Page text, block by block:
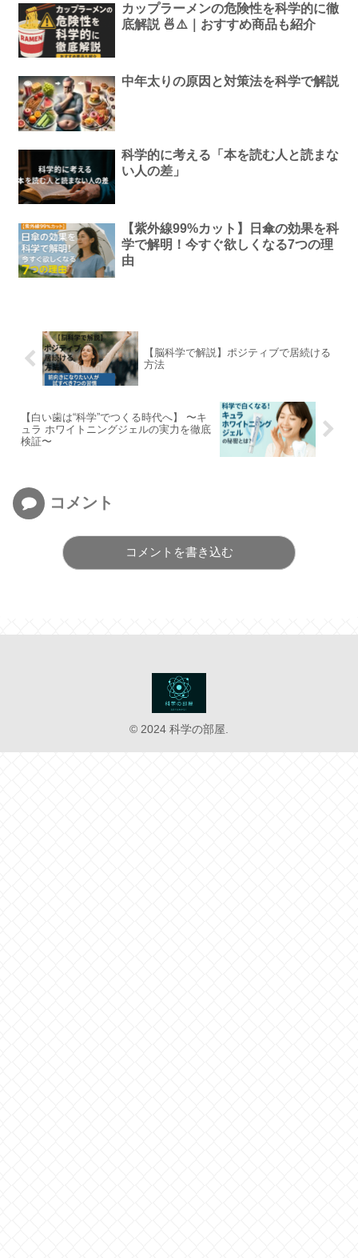
カップラーメンの危険性を科学的に徹
底解説 🍜⚠️｜おすすめ商品も紹介
中年太りの原因と対策法を科学で解説
科学的に考える「本を読む人と読まな
い人の差」
【紫外線99%カット】日傘の効果を科
学で解明！今すぐ欲しくなる7つの理
由
【脳科学で解説】ポジティブで居続ける
方法
【白い歯は“科学”でつくる時代へ】 〜キ
ュラ ホワイトニングジェルの実力を徹底
検証〜
コメント
コメントを書き込む
© 2024 科学の部屋.